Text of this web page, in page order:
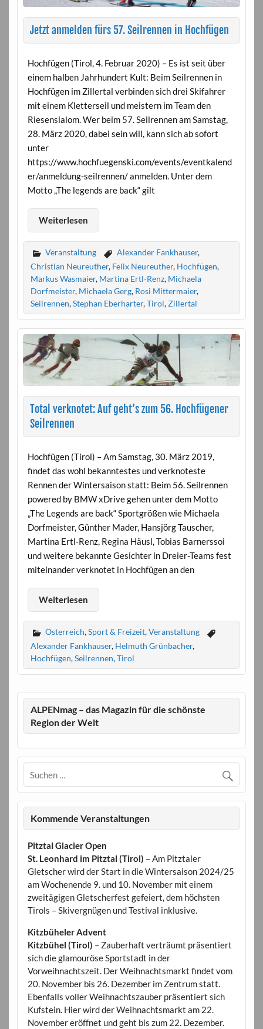
Jetzt anmelden fürs 57. Seilrennen in Hochfügen
Hochfügen (Tirol, 4. Februar 2020) – Es ist seit über
einem halben Jahrhundert Kult: Beim Seilrennen in
Hochfügen im Zillertal verbinden sich drei Skifahrer
mit einem Kletterseil und meistern im Team den
Riesenslalom. Wer beim 57. Seilrennen am Samstag,
28. März 2020, dabei sein will, kann sich ab sofort
unter
https://www.hochfuegenski.com/events/eventkalend
er/anmeldung-seilrennen/ anmelden. Unter dem
Motto „The legends are back“ gilt
Weiterlesen
Veranstaltung Alexander Fankhauser,
Christian Neureuther, Felix Neureuther, Hochfügen,
Markus Wasmaier, Martina Ertl-Renz, Michaela
Dorfmeister, Michaela Gerg, Rosi Mittermaier,
Seilrennen,Stephan Eberharter,Tirol,Zillertal
Total verknotet: Auf geht’s zum 56. Hochfügener
Seilrennen
Hochfügen (Tirol) – Am Samstag, 30. März 2019,
findet das wohl bekanntestes und verknoteste
Rennen der Wintersaison statt: Beim 56. Seilrennen
powered by BMW xDrive gehen unter dem Motto
„The Legends are back“ Sportgrößen wie Michaela
Dorfmeister, Günther Mader, Hansjörg Tauscher,
Martina Ertl-Renz, Regina Häusl, Tobias Barnerssoi
und weitere bekannte Gesichter in Dreier-Teams fest
miteinander verknotet in Hochfügen an den
Weiterlesen
Österreich,Sport & Freizeit,Veranstaltung
Alexander Fankhauser, Helmuth Grünbacher,
Hochfügen,Seilrennen,Tirol
ALPENmag – das Magazin für die schönste
Region der Welt
Kommende Veranstaltungen
Pitztal Glacier Open
St. Leonhard im Pitztal (Tirol) – Am Pitztaler
Gletscher wird der Start in die Wintersaison 2024/25
am Wochenende 9. und 10. November mit einem
zweitägigen Gletscherfest gefeiert, dem höchsten
Tirols – Skivergnügen und Testival inklusive.
Kitzbüheler Advent
Kitzbühel (Tirol) – Zauberhaft verträumt präsentiert
sich die glamouröse Sportstadt in der
Vorweihnachtszeit. Der Weihnachtsmarkt findet vom
20. November bis 26. Dezember im Zentrum statt.
Ebenfalls voller Weihnachtszauber präsentiert sich
Kufstein. Hier wird der Weihnachtsmarkt am 22.
November eröffnet und geht bis zum 22. Dezember.